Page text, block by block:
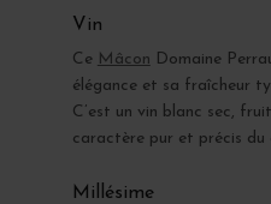
Vin
Ce Mâcon Domaine
élégance et sa fraîcheur
C’est un vin blanc sec,
caractère pur et précis du
Millésime